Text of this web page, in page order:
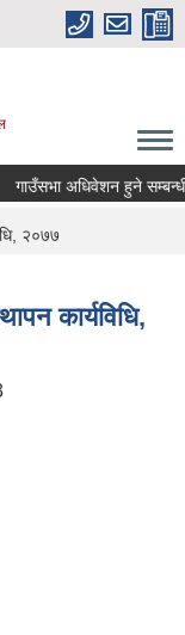
गाउँसभा अधिवेशन हुने सम्बन्धी
२०७७
कार्यविधि,